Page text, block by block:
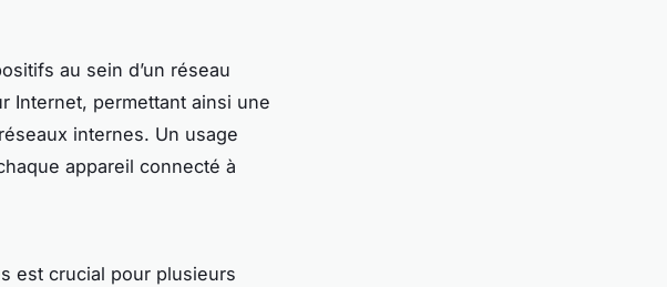
au sein d’un réseau
Internet, permettant ainsi une
internes. Un usage
appareil connecté à
est crucial pour plusieurs